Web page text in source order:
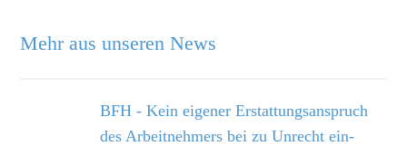
Mehr aus unseren News
BFH - Kein eigener Erstattungsanspruch
des Arbeitnehmers bei zu Unrecht ein­